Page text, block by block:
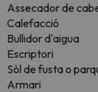
Assecador de
Calefacció
Bullidor d'aigua
Escriptori
Sòl de fusta o
Armari